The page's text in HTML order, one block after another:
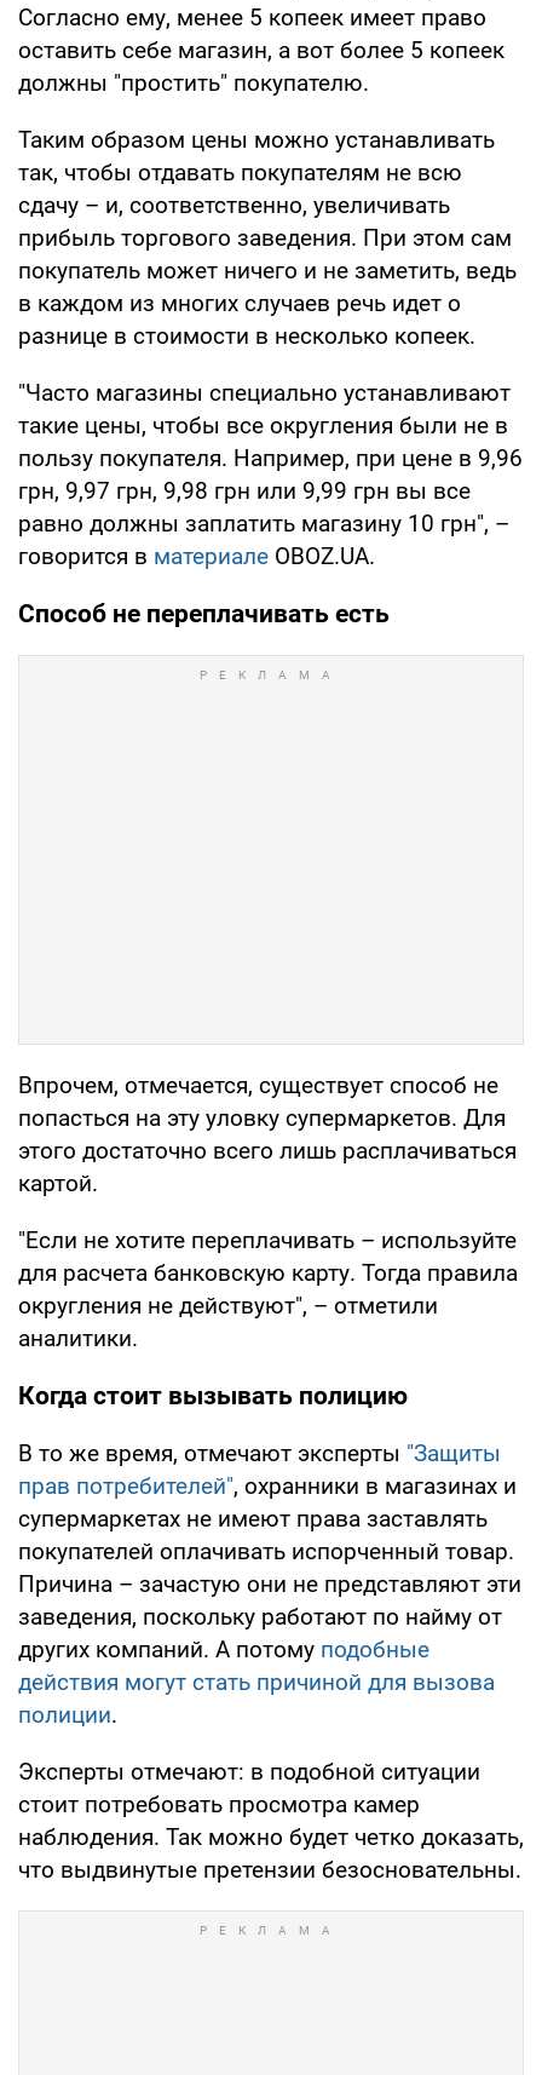
Согласно ему, менее 5 копеек имеет право
оставить себе магазин, а вот более 5 копеек
должны "простить" покупателю.
Таким образом цены можно устанавливать
так, чтобы отдавать покупателям не всю
сдачу – и, соответственно, увеличивать
прибыль торгового заведения. При этом сам
покупатель может ничего и не заметить, ведь
в каждом из многих случаев речь идет о
разнице в стоимости в несколько копеек.
"Часто магазины специально устанавливают
такие цены, чтобы все округления были не в
пользу покупателя. Например, при цене в 9,96
грн, 9,97 грн, 9,98 грн или 9,99 грн вы все
равно должны заплатить магазину 10 грн", –
говорится в материале OBOZ.UA.
Способ не переплачивать есть
Впрочем, отмечается, существует способ не
попасться на эту уловку супермаркетов. Для
этого достаточно всего лишь расплачиваться
картой.
"Если не хотите переплачивать – используйте
для расчета банковскую карту. Тогда правила
округления не действуют", – отметили
аналитики.
Когда стоит вызывать полицию
В то же время, отмечают эксперты "Защиты
прав потребителей", охранники в магазинах и
супермаркетах не имеют права заставлять
покупателей оплачивать испорченный товар.
Причина – зачастую они не представляют эти
заведения, поскольку работают по найму от
других компаний. А потому подобные
действия могут стать причиной для вызова
полиции.
Эксперты отмечают: в подобной ситуации
стоит потребовать просмотра камер
наблюдения. Так можно будет четко доказать,
что выдвинутые претензии безосновательны.